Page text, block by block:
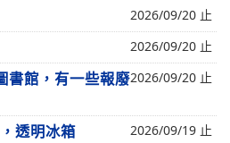
2026/09/20 止
2026/09/20 止
書館，有一些報廢2026/09/20 止
透明冰箱 2026/09/19 止